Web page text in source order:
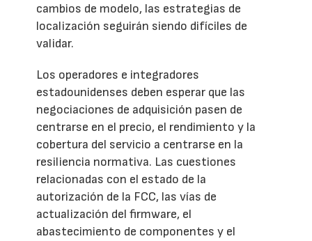
cambios de modelo, las estrategias de
localización seguirán siendo difíciles de
validar.
Los operadores e integradores
estadounidenses deben esperar que las
negociaciones de adquisición pasen de
centrarse en el precio, el rendimiento y la
cobertura del servicio a centrarse en la
resiliencia normativa. Las cuestiones
relacionadas con el estado de la
autorización de la FCC, las vías de
actualización del firmware, el
abastecimiento de componentes y el